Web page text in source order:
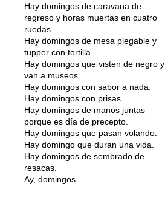
Hay domingos de caravana de
regreso y horas muertas en cuatro
ruedas.
Hay domingos de mesa plegable y
tupper con tortilla.
Hay domingos que visten de negro y
van a museos.
Hay domingos con sabor a nada.
Hay domingos con prisas.
Hay domingos de manos juntas
porque es día de precepto.
Hay domingos que pasan volando.
Hay domingo que duran una vida.
Hay domingos de sembrado de
resacas.
Ay, domingos…